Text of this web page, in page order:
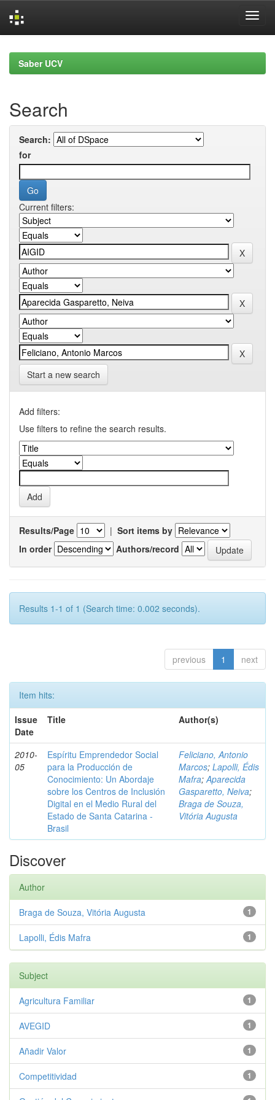
navigationSaber UCV
Search
Search:
for
Current filters:
Start a new search
Add filters:
Use filters to refine the search results.
Results/Page | Sort items by
In order
Authors/record
Results 1-1 of 1 (Search time: 0.002 seconds).
previous 1 next
Item hits:
Issue
Date
Title Author(s)
2010-
05
Espíritu Emprendedor Social
para la Producción de
Conocimiento: Un Abordaje
sobre los Centros de Inclusión
Digital en el Medio Rural del
Estado de Santa Catarina -
Brasil
Feliciano, Antonio
Marcos; Lapolli, Édis
Mafra;Aparecida
Gasparetto, Neiva;
Braga de Souza,
Vitória Augusta
Discover
Author
1
Braga de Souza, Vitória Augusta
1
Lapolli, Édis Mafra
Subject
1
Agricultura Familiar
1
AVEGID
1
Añadir Valor
1
Competitividad